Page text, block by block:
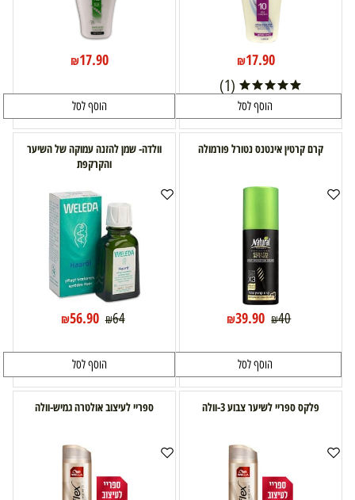
₪17.90
(1)
הוסף לסל
₪17.90
הוסף לסל
קרם קרטין אינטנס נטורל פורמולה
₪40
₪39.90
הוסף לסל
וולדה- שמן להזנה עמוקה של השיער
והקרקפת
₪64
₪56.90
הוסף לסל
פלקס ספריי לשיער צבוע 3-וולה ספריי לעיצוב אולטרה גמיש-וולה